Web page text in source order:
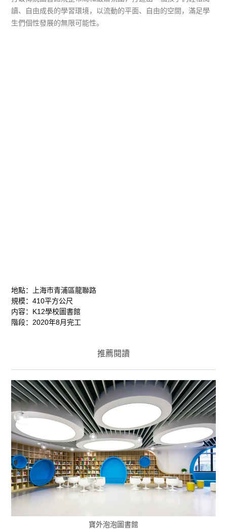
讀、自由成長的學習環境，以流動的平面、自由的空間，滿足學
生們個性發展的無限可能性。
地點：上海市青浦區龍聯路
規模：410平方公尺
内容：K12學校圖書館
階段：2020年8月完工
推薦閱讀
寶外泡泡圖書館